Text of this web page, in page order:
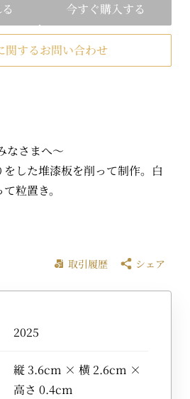
なさまへ～
した堆漆板を削って制作。白
粒置き。
取引履歴 シェア
2025
縦 3.6cm × 横 2.6cm ×
高さ 0.4cm
今すぐ購入する
関するお問い合わせ